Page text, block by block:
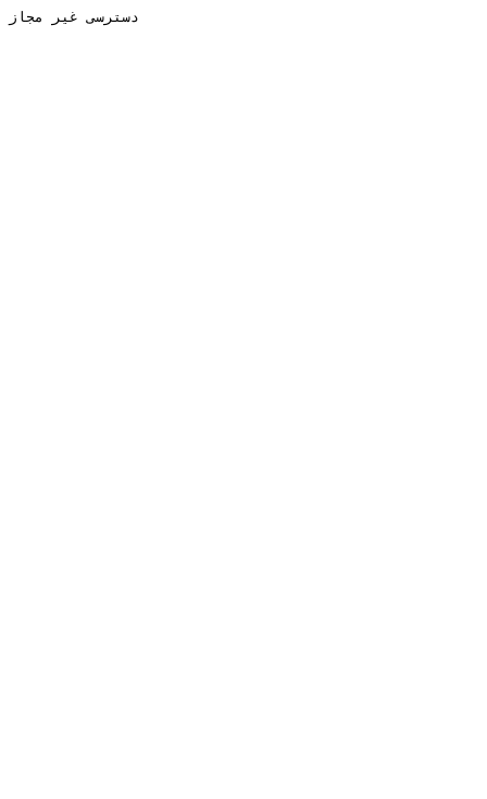
دسترسی غیر مجاز